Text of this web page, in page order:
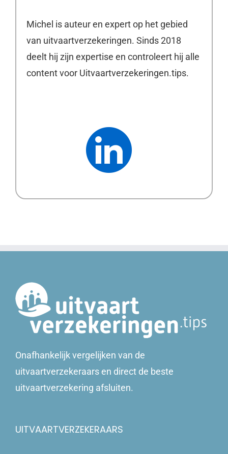
Michel is auteur en expert op het gebied
van uitvaartverzekeringen. Sinds 2018
deelt hij zijn expertise en controleert hij alle
content voor Uitvaartverzekeringen.tips.
Onafhankelijk vergelijken van de
uitvaartverzekeraars en direct de beste
uitvaartverzekering afsluiten.
UITVAARTVERZEKERAARS